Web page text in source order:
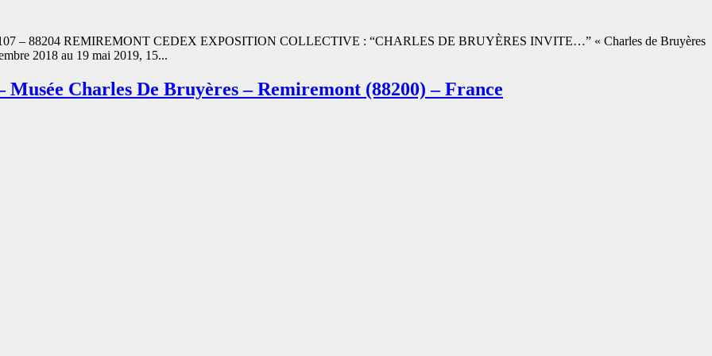
– 88204 REMIREMONT CEDEX EXPOSITION COLLECTIVE : “CHARLES DE BRUYÈRES INVITE…” « Charles de Bruyères
2018 au 19 mai 2019, 15...
Charles De Bruyères – Remiremont (88200) – France